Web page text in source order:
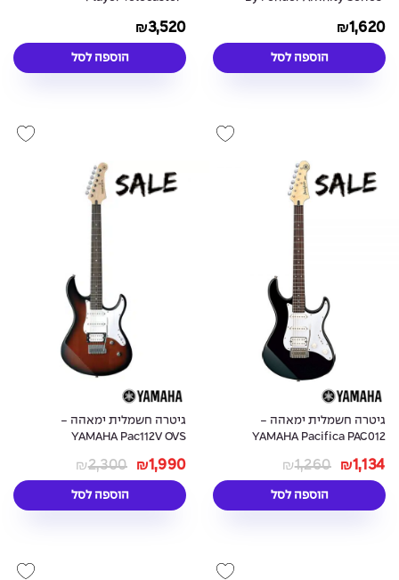
₪1,620
הוספה לסל
₪3,520
הוספה לסל
גיטרה חשמלית ימאהה -
YAMAHA Pacifica PAC012
₪1,260 ₪1,134
הוספה לסל
גיטרה חשמלית ימאהה -
YAMAHA Pac112V OVS
₪2,300 ₪1,990
הוספה לסל